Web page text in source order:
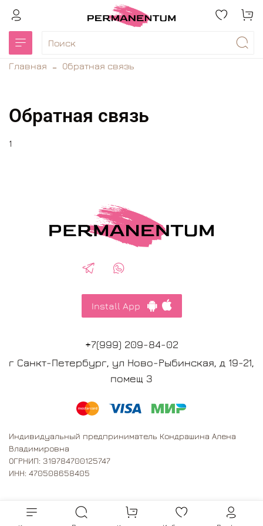
Главная Обратная связь
Обратная связь
1
Install App
+7(999) 209-84-02
г Санкт-Петербург, ул Ново-Рыбинская, д 19-21,
помещ 3
Индивидуальный предприниматель Кондрашина Алена
Владимировна
ОГРНИП: 319784700125747
ИНН: 470508658405